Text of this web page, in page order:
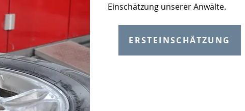
Einschätzung unserer Anwälte.
ERSTEINSCHÄTZUNG